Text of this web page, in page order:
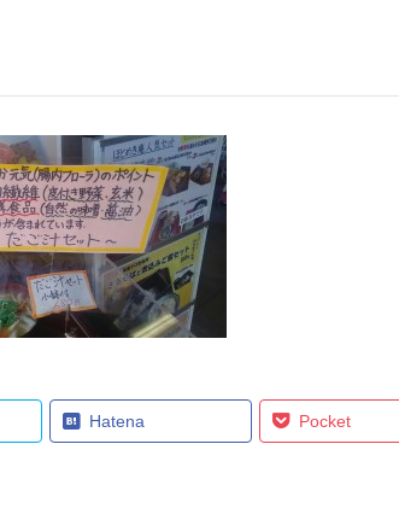
Hatena Pocket